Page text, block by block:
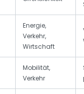
Energie,
Verkehr,
Wirtschaft
Mobilität,
Verkehr